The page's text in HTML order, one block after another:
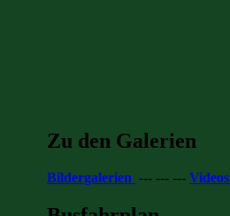
Zu den Galerien
Bildergalerien --- --- --- Videos